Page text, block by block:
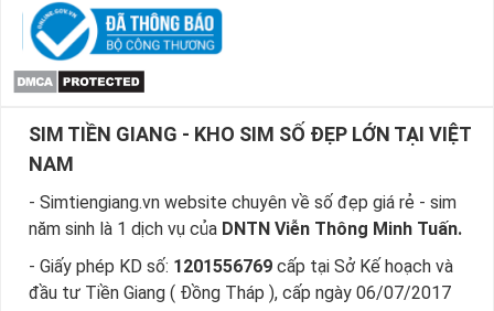
SIM TIỀN GIANG - KHO SIM SỐ ĐẸP LỚN TẠI VIỆT
NAM
- Simtiengiang.vn website chuyên về số đẹp giá rẻ - sim
năm sinh là 1 dịch vụ của DNTN Viễn Thông Minh Tuấn.
- Giấy phép KD số: 1201556769 cấp tại Sở Kế hoạch và
đầu tư Tiền Giang ( Đồng Tháp ), cấp ngày 06/07/2017